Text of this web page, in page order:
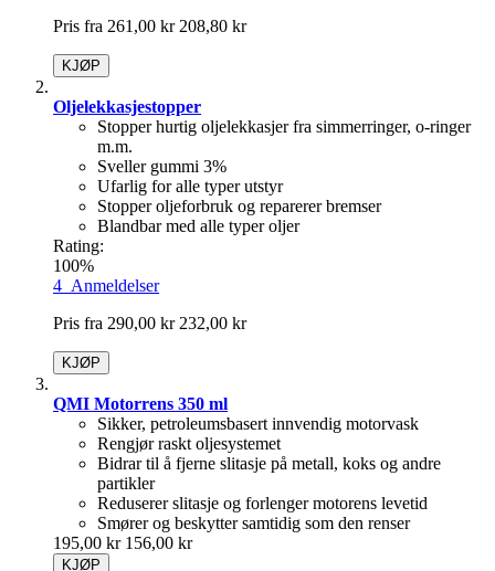
Pris fra 261,00 kr 208,80 kr
KJØP
Oljelekkasjestopper
Stopper hurtig oljelekkasjer fra simmerringer, o-ringer
m.m.
Sveller gummi 3%
Ufarlig for alle typer utstyr
Stopper oljeforbruk og reparerer bremser
Blandbar med alle typer oljer
Rating:
100%
4 Anmeldelser
Pris fra 290,00 kr 232,00 kr
KJØP
QMI Motorrens 350 ml
Sikker, petroleumsbasert innvendig motorvask
Rengjør raskt oljesystemet
Bidrar til å fjerne slitasje på metall, koks og andre
partikler
Reduserer slitasje og forlenger motorens levetid
Smører og beskytter samtidig som den renser
195,00 kr 156,00 kr
KJØP